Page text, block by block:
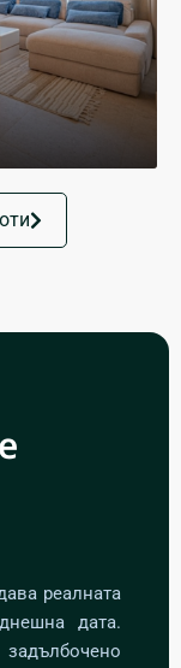
реалната
дата.